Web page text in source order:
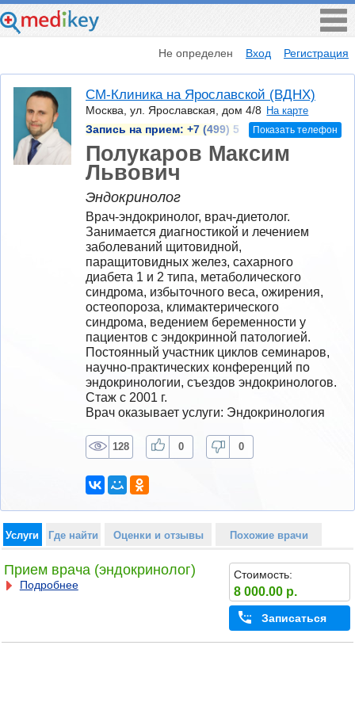
Не определен Вход Регистрация
СМ-Клиника на Ярославской (ВДНХ)
Москва, ул. Ярославская, дом 4/8 На карте
Запись на прием: +7 (499) 5 Показать телефон
Полукаров Максим
Львович
Эндокринолог
Врач-эндокринолог, врач-диетолог.
Занимается диагностикой и лечением
заболеваний щитовидной,
паращитовидных желез, сахарного
диабета 1 и 2 типа, метаболического
синдрома, избыточного веса, ожирения,
остеопороза, климактерического
синдрома, ведением беременности у
пациентов с эндокринной патологией.
Постоянный участник циклов семинаров,
научно-практических конференций по
эндокринологии, съездов эндокринологов.
Стаж с 2001 г.
Врач оказывает услуги: Эндокринология
128 0 0
Услуги Где найти Оценки и отзывы Похожие врачи
Прием врача (эндокринолог)
Подробнее
Стоимость:
8 000.00 р.
Записаться